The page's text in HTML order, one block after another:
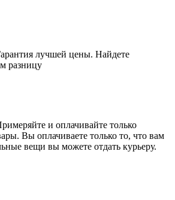
лучшей цены. Найдете
разницу
и оплачивайте только
Вы оплачиваете только то, что вам
вещи вы можете отдать курьеру.